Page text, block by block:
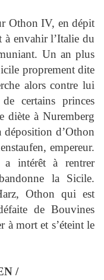
Othon IV, en dépit
à envahir l’Italie du
Un an plus
proprement dite
alors contre lui
certains princes
diète à Nuremberg
déposition d’Othon
empereur.
intérêt à rentrer
la Sicile.
Othon qui est
de Bouvines
à mort et s’éteint le
/